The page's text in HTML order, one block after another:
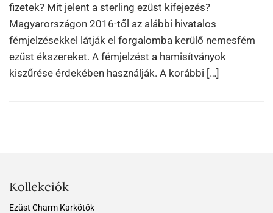
fizetek? Mit jelent a sterling ezüst kifejezés?
Magyarországon 2016-től az alábbi hivatalos
fémjelzésekkel látják el forgalomba kerülő nemesfém
ezüst ékszereket. A fémjelzést a hamisítványok
kiszűrése érdekében használják. A korábbi […]
Kollekciók
Ezüst Charm Karkötők